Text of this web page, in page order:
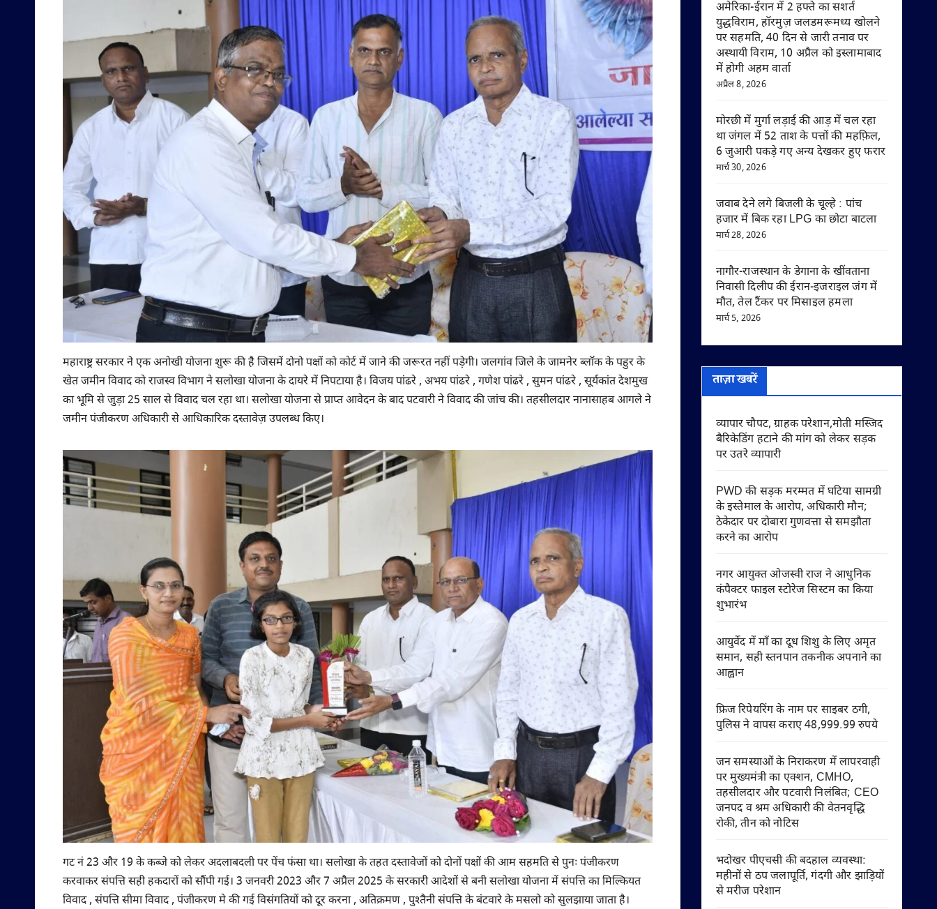
महाराष्ट्र सरकार ने एक अनोखी योजना शुरू की है जिसमें दोनो पक्षों को कोर्ट में जाने की जरूरत नहीं पड़ेगी। जलगांव जिले के जामनेर ब्लॉक के पहुर के
खेत जमीन विवाद को राजस्व विभाग ने सलोखा योजना के दायरे में निपटाया है। विजय पांढरे , अभय पांढरे , गणेश पांढरे , सुमन पांढरे , सूर्यकांत देशमुख
का भूमि से जुड़ा 25 साल से विवाद चल रहा था। सलोखा योजना से प्राप्त आवेदन के बाद पटवारी ने विवाद की जांच की। तहसीलदार नानासाहब आगले ने
जमीन पंजीकरण अधिकारी से आधिकारिक दस्तावेज़ उपलब्ध किए।
गट नं 23 और 19 के कब्जे को लेकर अदलाबदली पर पेंच फंसा था। सलोखा के तहत दस्तावेजों को दोनों पक्षों की आम सहमति से पुनः पंजीकरण
करवाकर संपत्ति सही हकदारों को सौंपी गई। 3 जनवरी 2023 और 7 अप्रैल 2025 के सरकारी आदेशों से बनी सलोखा योजना में संपत्ति का मिल्कियत
विवाद , संपत्ति सीमा विवाद , पंजीकरण मे की गई विसंगतियों को दूर करना , अतिक्रमण , पुश्तैनी संपत्ति के बंटवारे के मसलो को सुलझाया जाता है।
अमेरिका-ईरान में 2 हफ्ते का सशर्त
युद्धविराम, हॉरमुज़ जलडमरूमध्य खोलने
पर सहमति, 40 दिन से जारी तनाव पर
अस्थायी विराम, 10 अप्रैल को इस्लामाबाद
में होगी अहम वार्ता
अप्रैल 8, 2026
मोरछी में मुर्गा लड़ाई की आड़ में चल रहा
था जंगल में 52 ताश के पत्तों की महफ़िल,
6 जुआरी पकड़े गए अन्य देखकर हुए फरार
मार्च 30, 2026
जवाब देने लगे बिजली के चूल्हे : पांच
हजार में बिक रहा LPG का छोटा बाटला
मार्च 28, 2026
नागौर-राजस्थान के डेगाना के खींवताना
निवासी दिलीप की ईरान-इजराइल जंग में
मौत, तेल टैंकर पर मिसाइल हमला
मार्च 5, 2026
ताज़ा खबरें
व्यापार चौपट, ग्राहक परेशान,मोती मस्जिद
बैरिकेडिंग हटाने की मांग को लेकर सड़क
पर उतरे व्यापारी
PWD की सड़क मरम्मत में घटिया सामग्री
के इस्तेमाल के आरोप, अधिकारी मौन;
ठेकेदार पर दोबारा गुणवत्ता से समझौता
करने का आरोप
नगर आयुक्त ओजस्वी राज ने आधुनिक
कंपैक्टर फाइल स्टोरेज सिस्टम का किया
शुभारंभ
आयुर्वेद में माँ का दूध शिशु के लिए अमृत
समान, सही स्तनपान तकनीक अपनाने का
आह्वान
फ्रिज रिपेयरिंग के नाम पर साइबर ठगी,
पुलिस ने वापस कराए 48,999.99 रुपये
जन समस्याओं के निराकरण में लापरवाही
पर मुख्यमंत्री का एक्शन, CMHO,
तहसीलदार और पटवारी निलंबित; CEO
जनपद व श्रम अधिकारी की वेतनवृद्धि
रोकी, तीन को नोटिस
भदोखर पीएचसी की बदहाल व्यवस्था:
महीनों से ठप जलापूर्ति, गंदगी और झाड़ियों
से मरीज परेशान